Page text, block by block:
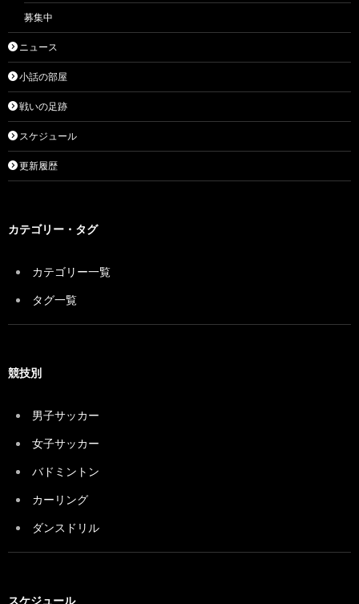
募集中
ニュース
小話の部屋
戦いの足跡
スケジュール
更新履歴
カテゴリー・タグ
カテゴリー一覧
タグ一覧
競技別
男子サッカー
女子サッカー
バドミントン
カーリング
ダンスドリル
スケジュール